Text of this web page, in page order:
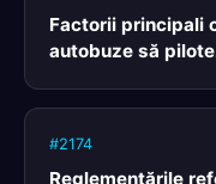
Factorii principali
autobuze să
#2174
Reglementările